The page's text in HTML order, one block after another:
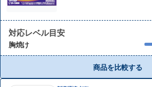
対応レベル目安
胸焼け
商品を比較する